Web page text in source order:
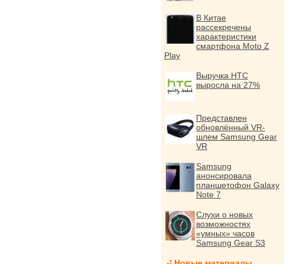
В Китае
рассекречены
характеристики
смартфона Moto Z
Play
Выручка HTC
выросла на 27%
Представлен
обновлённый VR-
шлем Samsung Gear
VR
Samsung
анонсировала
планшетофон Galaxy
Note 7
Слухи о новых
возможностях
«умных» часов
Samsung Gear S3